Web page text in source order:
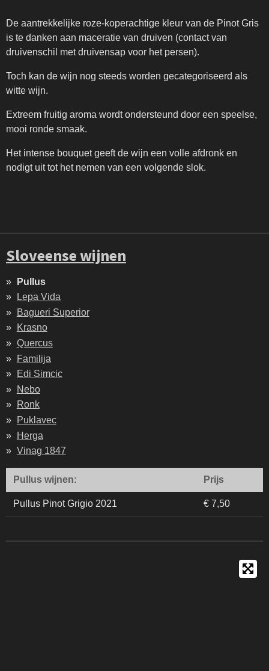
De aantrekkelijke roze-koperachtige kleur van de Pinot Gris
is te danken aan maceratie van druiven (contact van
druivenschil met druivensap voor het persen).
Toch kan de wijn nog steeds worden gecategoriseerd als
witte wijn.
Extreem fruitig aroma wordt ondersteund door een speelse,
mooi ronde smaak.
Het intense bouquet geeft de wijn een volle afdronk en
nodigt uit tot het nemen van een volgende slok.
Sloveense wijnen
Pullus
Lepa Vida
Bagueri Superior
Krasno
Quercus
Familija
Edi Simcic
Nebo
Ronk
Puklavec
Herga
Vinag 1847
Pullus wijnen: Prijs
Pullus Pinot Grigio 2021 € 7,50